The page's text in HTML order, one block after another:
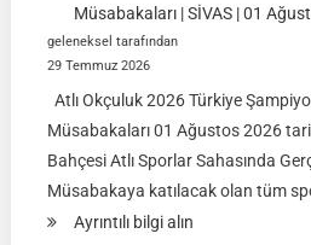
Müsabakaları | SİVAS | 01
geleneksel tarafından
29 Temmuz 2026
Atlı Okçuluk 2026 Türkiye
Müsabakaları 01 Ağustos 2026
Bahçesi Atlı Sporlar Sahasında
Müsabakaya katılacak olan tüm
Ayrıntılı bilgi alın: